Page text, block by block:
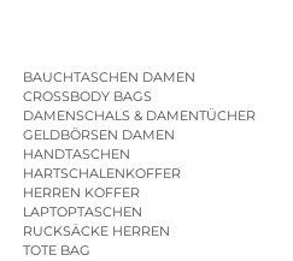
BAUCHTASCHEN DAMEN
CROSSBODY BAGS
DAMENSCHALS & DAMENTÜCHER
GELDBÖRSEN DAMEN
HANDTASCHEN
HARTSCHALENKOFFER
HERREN KOFFER
LAPTOPTASCHEN
RUCKSÄCKE HERREN
TOTE BAG